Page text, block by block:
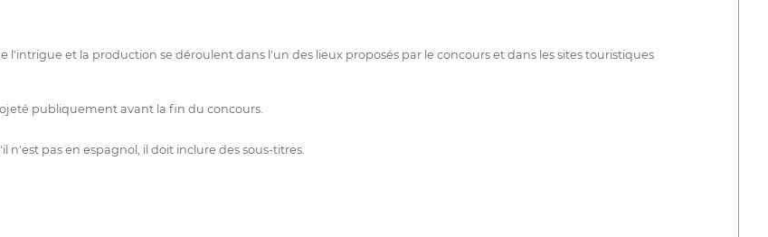
et la production se déroulent dans l'un des lieux proposés par le concours et dans les sites touristiques
publiquement avant la fin du concours.
pas en espagnol, il doit inclure des sous-titres.